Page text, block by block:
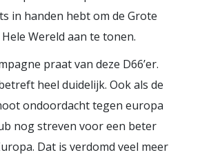
in handen hebt om de Grote
Wereld aan te tonen.
praat van deze D66’er.
heel duidelijk. Ook als de
ondoordacht tegen europa
nog streven voor een beter
Dat is verdomd veel meer